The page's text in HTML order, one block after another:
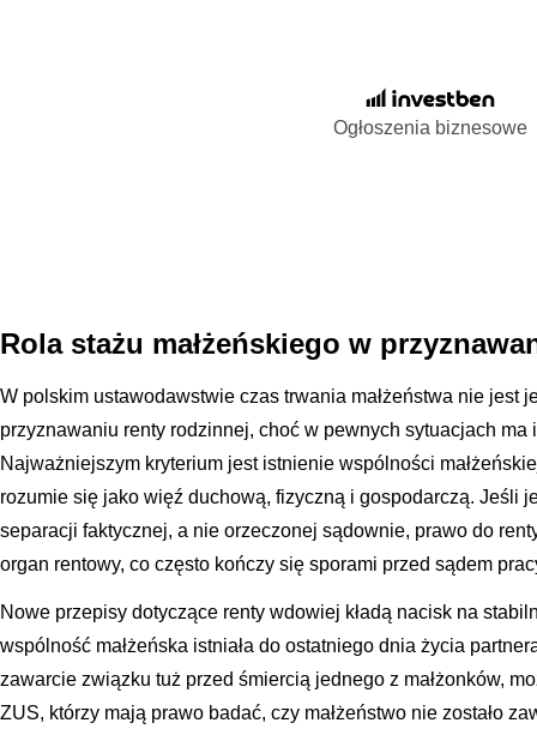
Ogłoszenia biznesowe
Rola stażu małżeńskiego w
W polskim ustawodawstwie czas trwania małżeństwa nie jest
przyznawaniu renty rodzinnej, choć w pewnych sytuacjach
Najważniejszym kryterium jest istnienie wspólności
rozumie się jako więź duchową, fizyczną i gospodarczą. Jeśli
separacji faktycznej, a nie orzeczonej sądownie, prawo do
organ rentowy, co często kończy się sporami przed sądem
Nowe przepisy dotyczące renty wdowiej kładą nacisk na
wspólność małżeńska istniała do ostatniego dnia życia
zawarcie związku tuż przed śmiercią jednego z małżonków,
ZUS, którzy mają prawo badać, czy małżeństwo nie zostało